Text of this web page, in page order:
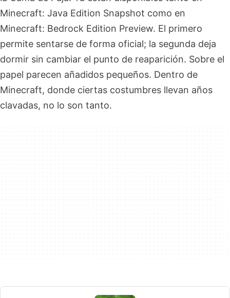
Minecraft: Java Edition Snapshot como en
Minecraft: Bedrock Edition Preview. El primero
permite sentarse de forma oficial; la segunda deja
dormir sin cambiar el punto de reaparición. Sobre el
papel parecen añadidos pequeños. Dentro de
Minecraft, donde ciertas costumbres llevan años
clavadas, no lo son tanto.